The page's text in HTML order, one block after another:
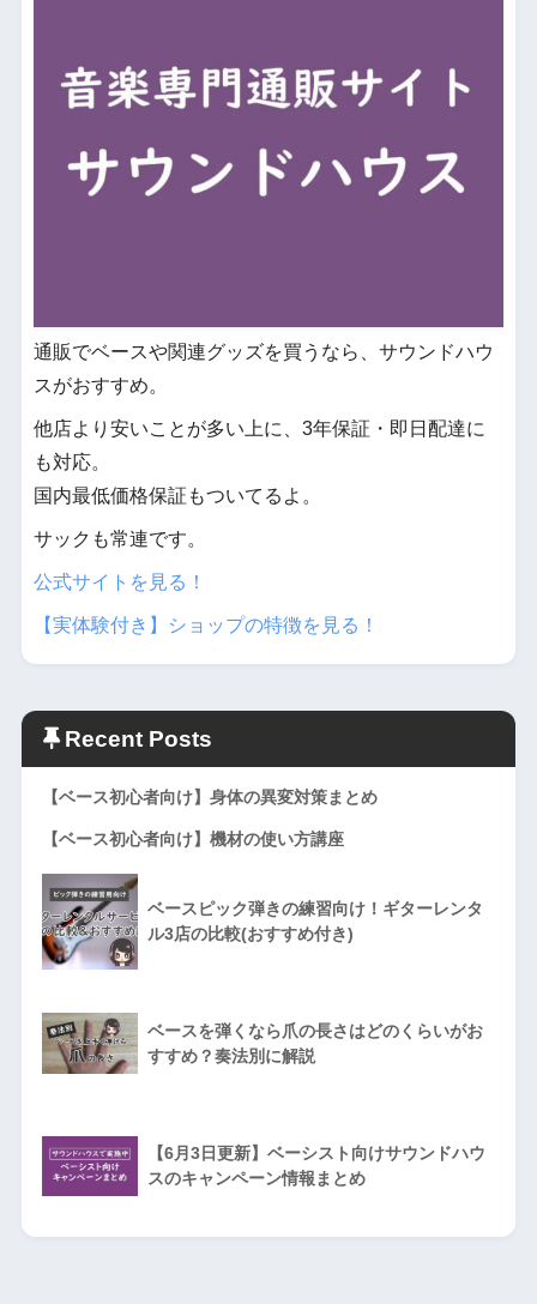
通販でベースや関連グッズを買うなら、サウンドハウ
スがおすすめ。
他店より安いことが多い上に、3年保証・即日配達に
も対応。
国内最低価格保証もついてるよ。
サックも常連です。
公式サイトを見る！
【実体験付き】ショップの特徴を見る！
Recent Posts
【ベース初心者向け】身体の異変対策まとめ
【ベース初心者向け】機材の使い方講座
ベースピック弾きの練習向け！ギターレンタ
ル3店の比較(おすすめ付き)
ベースを弾くなら爪の長さはどのくらいがお
すすめ？奏法別に解説
【6月3日更新】ベーシスト向けサウンドハウ
スのキャンペーン情報まとめ